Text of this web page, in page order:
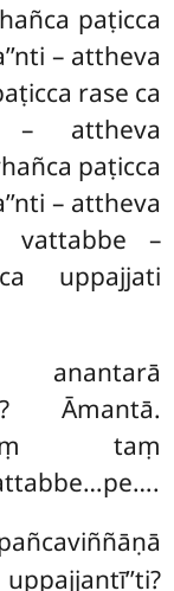
paṭicca
– attheva
rase ca
– attheva
paṭicca
– attheva
–
uppajjati
anantarā
Āmantā.
taṃ